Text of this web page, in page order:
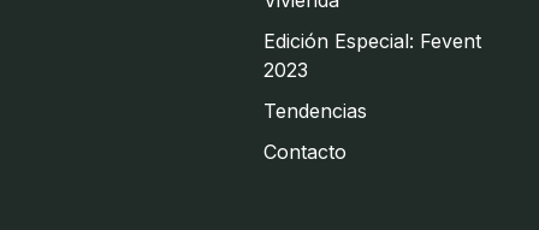
Edición Especial: Fevent
2023
Tendencias
Contacto